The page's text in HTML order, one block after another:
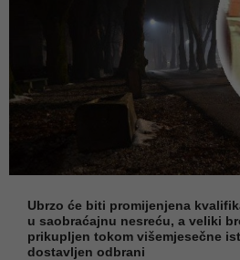
Ubrzo će biti promijenjena
u saobraćajnu nesreću, a veliki
prikupljen tokom višemjesečne
dostavljen odbrani